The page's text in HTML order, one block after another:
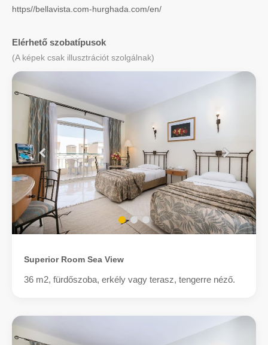
https//bellavista.com-hurghada.com/en/
Elérhető szobatípusok
(A képek csak illusztrációt szolgálnak)
Superior Room Sea View
36 m2, fürdőszoba, erkély vagy terasz, tengerre néző.